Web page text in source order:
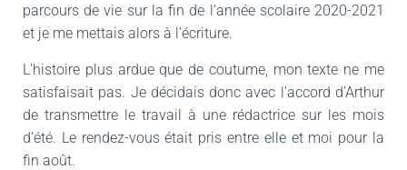
parcours de vie sur la fin de l’année scolaire 2020-2021
et je me mettais alors à l’écriture.
L’histoire plus ardue que de coutume, mon texte ne me
satisfaisait pas. Je décidais donc avec l’accord d’Arthur
de transmettre le travail à une rédactrice sur les mois
d’été. Le rendez-vous était pris entre elle et moi pour la
fin août.